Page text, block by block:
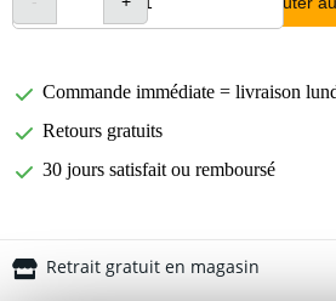
Commande immédiate = livraison
Retours gratuits
30 jours satisfait ou remboursé
Retrait gratuit en magasin